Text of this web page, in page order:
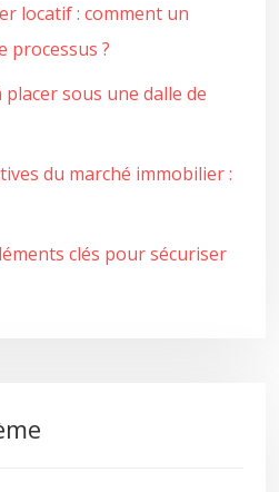
locatif : comment un
processus ?
sous une dalle de
du marché immobilier :
clés pour sécuriser